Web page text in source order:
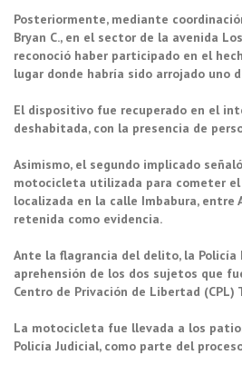
Posteriormente, mediante
Bryan C., en el sector de la avenida
reconoció haber participado en el
lugar donde habría sido arrojado uno
El dispositivo fue recuperado en el
deshabitada, con la presencia de
Asimismo, el segundo implicado
motocicleta utilizada para cometer
localizada en la calle Imbabura, entre
retenida como evidencia.
Ante la flagrancia del delito, la Policía
aprehensión de los dos sujetos que
Centro de Privación de Libertad (CPL)
La motocicleta fue llevada a los
Policía Judicial, como parte del